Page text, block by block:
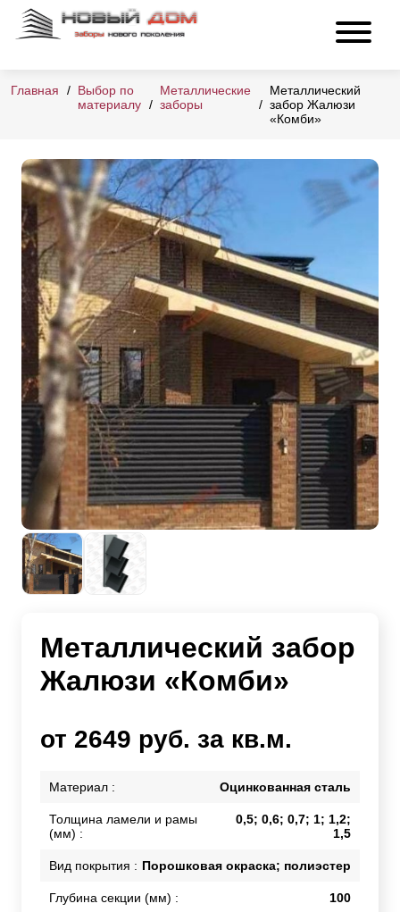
Главная
Выбор по
материалу
Металлические
заборы
Металлический
забор Жалюзи
«Комби»
Металлический забор
Жалюзи «Комби»
от 2649 руб. за кв.м.
Материал : Оцинкованная сталь
Толщина ламели и рамы
(мм) :
0,5; 0,6; 0,7; 1; 1,2;
1,5
Вид покрытия : Порошковая окраска; полиэстер
Глубина секции (мм) : 100